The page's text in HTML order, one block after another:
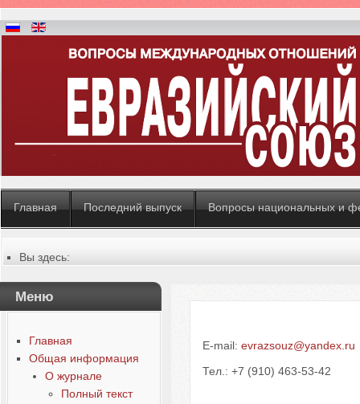
Главная Последний выпуск Вопросы национальных и
Вы здесь:
Общая информация
Контакты редакции
Меню
Главная
Общая информация
О журнале
Полный текст
E-mail: evrazsouz@yandex.ru
Тел.: +7 (910) 463-53-42